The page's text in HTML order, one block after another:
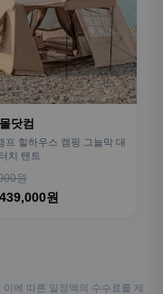
닷컴
프 힐하우스 캠핑 그늘막 대
치 텐트
원
439,000원
에 따른 일정액의 수수료를 제